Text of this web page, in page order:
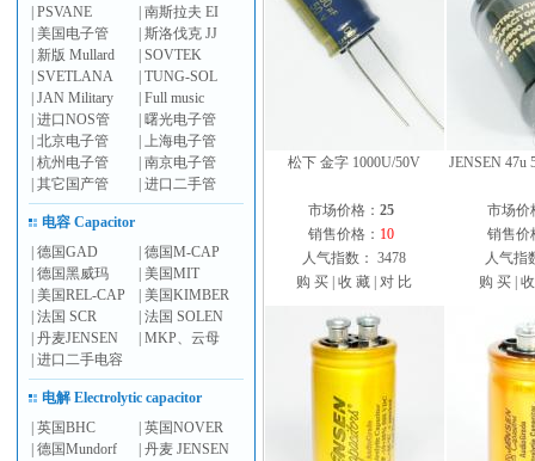
|PSVANE |南斯拉夫 EI
|美国电子管 |斯洛伐克 JJ
新版 Mullard |SOVTEK
|SVETLANA |TUNG-SOL
|JAN Military |Full music
|进口NOS管 |曙光电子管
|北京电子管 |上海电子管
|杭州电子管 |南京电子管
|其它国产管 |进口二手管
电容 Capacitor
|德国GAD |德国M-CAP
|德国黑威玛 |美国MIT
|美国REL-CAP |美国KIMBER
|法国 SCR |法国 SOLEN
|丹麦JENSEN |MKP、云母
|进口二手电容
电解 Electrolytic capacitor
|英国BHC |英国NOVER
|德国Mundorf |丹麦 JENSEN
松下 金字 1000U/50V
市场价格：25
销售价格： 10
人气指数： 3478
购 买 |收 藏 |对 比
JENSEN 47u
市场价
销售价
人气指
购 买|